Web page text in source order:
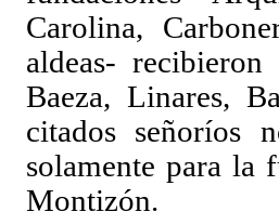
Carolina,
aldeas-
Baeza, Linares,
citados señoríos
solamente para la
Montizón.